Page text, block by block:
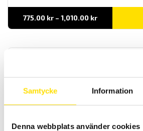
Samtycke Information
Denna webbplats använder cookies
775.00 kr – 1,010.00 krPrisintervall:
till
KERN HCD Kranvåg